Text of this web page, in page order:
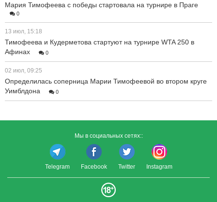
Мария Тимофеева с победы стартовала на турнире в Праге
0
13 июл, 15:18
Тимофеева и Кудерметова стартуют на турнире WTA 250 в
Афинах
0
02 июл, 09:25
Определилась соперница Марии Тимофеевой во втором круге
Уимблдона
0
Мы в социальных сетях::
Telegram Facebook Twitter Instagram